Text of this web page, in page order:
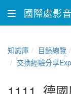
國際處影音
知識庫 目錄總覽
交換經驗分享Experience